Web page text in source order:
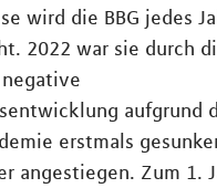
wird die BBG jedes
2022 war sie durch
aufgrund
erstmals
angestiegen. Zum 1.